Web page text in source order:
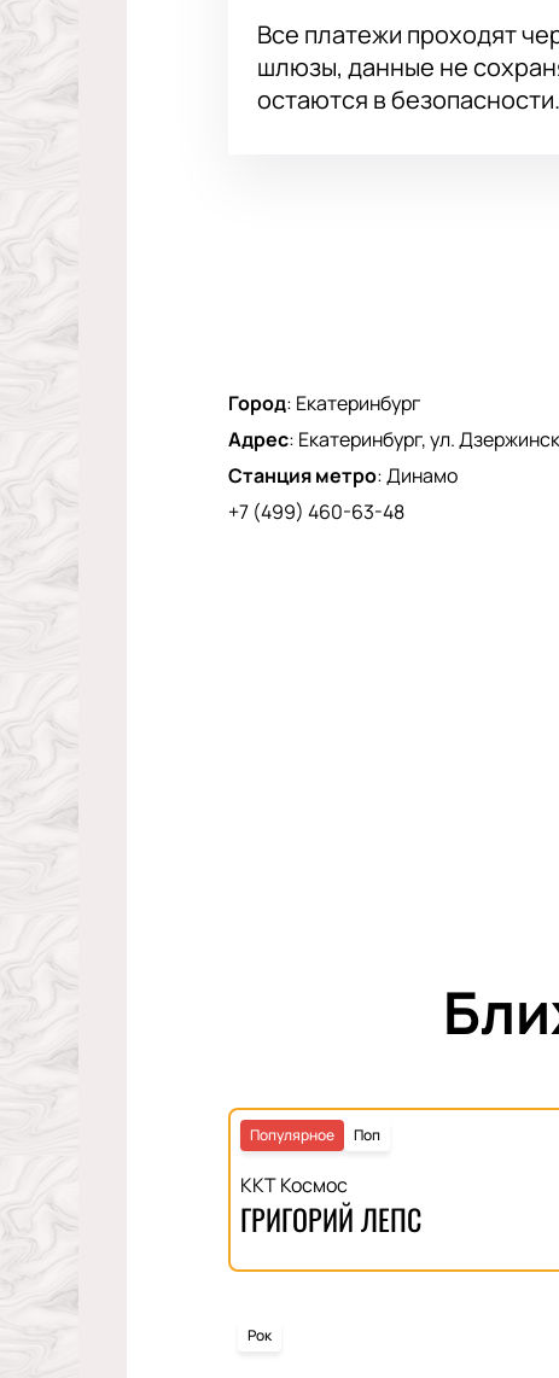
Все платежи проходят
шлюзы, данные не
остаются в безопасности.
Город: Екатеринбург
Адрес: Екатеринбург, ул.
Станция метро:Динамо
+7 (499) 460-63-48
Поп
Популярное
ККТ Космос
ГРИГОРИЙ ЛЕПС
Рок